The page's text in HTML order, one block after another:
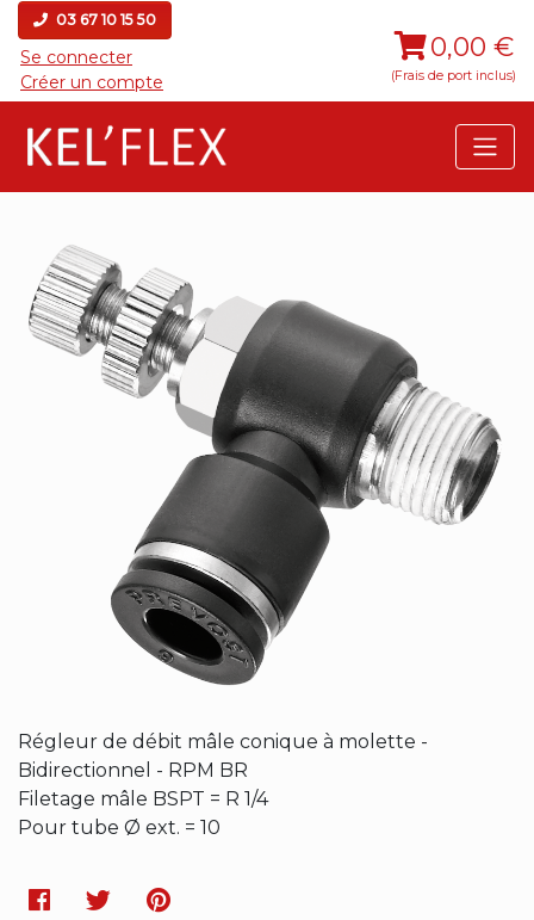
03 67 10 15 50
Se connecter
Créer un compte
0,00 €
(Frais de port inclus)
Régleur de débit mâle conique à molette -
Bidirectionnel - RPM BR
Filetage mâle BSPT = R 1/4
Pour tube Ø ext. = 10
Facebook
TwitterPinterest